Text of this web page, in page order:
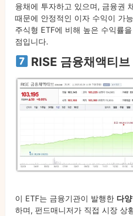
융채에 투자하고 있으며, 금융권
때문에 안정적인 이자 수익이 가
주식형 ETF에 비해 높은 수익률
점입니다.
RISE 금융채액티브
이 ETF는 금융기관이 발행한 다
하며, 펀드매니저가 직접 시장 상